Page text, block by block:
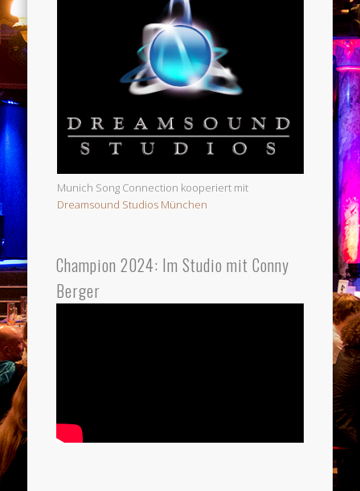
Munich Song Connection kooperiert mit
Dreamsound Studios München
Champion 2024: Im Studio mit Conny
Berger